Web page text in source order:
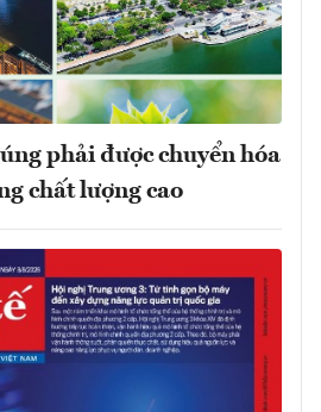
phải được chuyển hóa
chất lượng cao